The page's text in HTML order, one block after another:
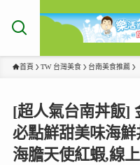
首頁 TW 台灣美食 台南美食推薦
[超人氣台南丼飯]
必點鮮甜美味海
海膽天使紅蝦,線